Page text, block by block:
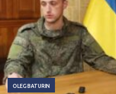
OLEG BATURIN